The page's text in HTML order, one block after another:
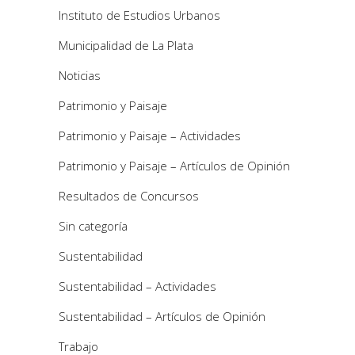
Instituto de Estudios Urbanos
Municipalidad de La Plata
Noticias
Patrimonio y Paisaje
Patrimonio y Paisaje – Actividades
Patrimonio y Paisaje – Artículos de Opinión
Resultados de Concursos
Sin categoría
Sustentabilidad
Sustentabilidad – Actividades
Sustentabilidad – Artículos de Opinión
Trabajo